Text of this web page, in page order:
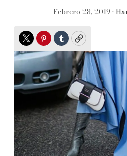
Febrero 28, 2019 •
TwitterPinterest
TumblrCopy